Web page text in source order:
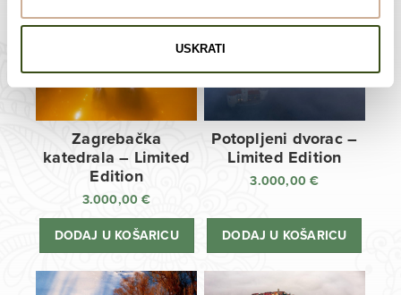
USKRATI
Zagrebačka
katedrala – Limited
Edition
3.000,00€
DODAJ U KOŠARICU
Potopljeni dvorac –
Limited Edition
3.000,00€
DODAJ U KOŠARICU